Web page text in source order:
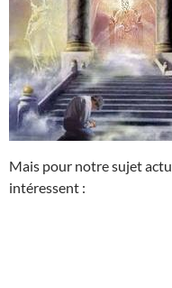
Mais pour notre sujet
intéressent :